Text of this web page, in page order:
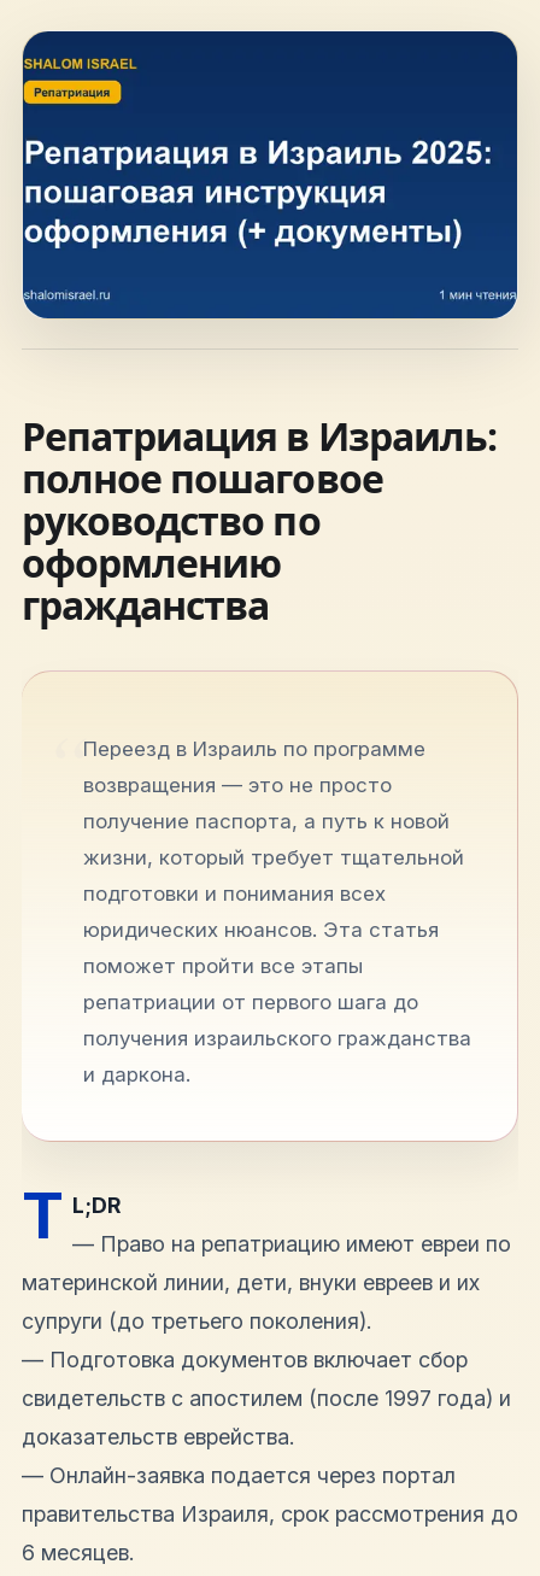
Telegram
Репатриация в Израиль:
полное пошаговое
руководство по
оформлению
гражданства
Переезд в Израиль по программе
возвращения — это не просто
получение паспорта, а путь к новой
жизни, который требует тщательной
подготовки и понимания всех
юридических нюансов. Эта статья
поможет пройти все этапы
репатриации от первого шага до
получения израильского гражданства
и даркона.
T L;DR
— Право на репатриацию имеют евреи по
материнской линии, дети, внуки евреев и их
супруги (до третьего поколения).
— Подготовка документов включает сбор
свидетельств с апостилем (после 1997 года) и
доказательств еврейства.
— Онлайн-заявка подается через портал
правительства Израиля, срок рассмотрения до
6 месяцев.